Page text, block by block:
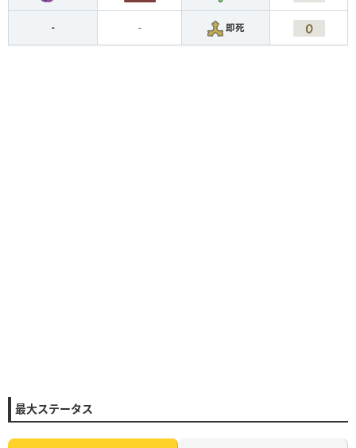
- - 即死
最大ステータス